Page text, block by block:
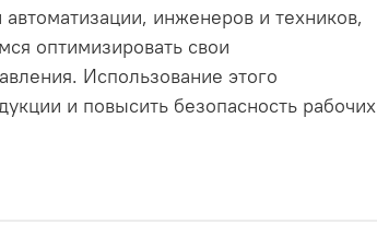
автоматизации, инженеров и техников,
оптимизировать свои
Использование этого
и повысить безопасность рабочих